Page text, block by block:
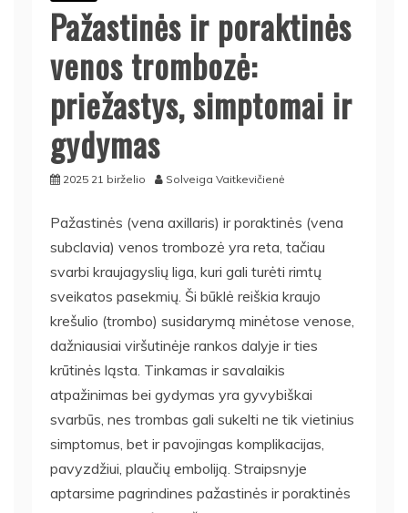
Pažastinės ir poraktinės
venos trombozė:
priežastys, simptomai ir
gydymas
2025 21 birželio Solveiga Vaitkevičienė
Pažastinės (vena axillaris) ir poraktinės (vena
subclavia) venos trombozė yra reta, tačiau
svarbi kraujagyslių liga, kuri gali turėti rimtų
sveikatos pasekmių. Ši būklė reiškia kraujo
krešulio (trombo) susidarymą minėtose venose,
dažniausiai viršutinėje rankos dalyje ir ties
krūtinės ląsta. Tinkamas ir savalaikis
atpažinimas bei gydymas yra gyvybiškai
svarbūs, nes trombas gali sukelti ne tik vietinius
simptomus, bet ir pavojingas komplikacijas,
pavyzdžiui, plaučių emboliją. Straipsnyje
aptarsime pagrindines pažastinės ir poraktinės